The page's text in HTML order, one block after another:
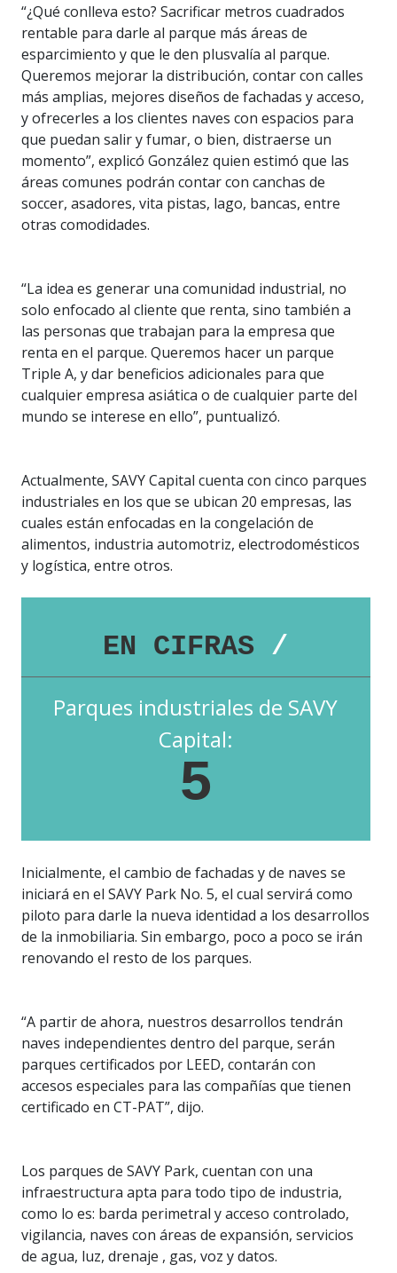
“¿Qué conlleva esto? Sacrificar metros cuadrados
rentable para darle al parque más áreas de
esparcimiento y que le den plusvalía al parque.
Queremos mejorar la distribución, contar con calles
más amplias, mejores diseños de fachadas y acceso,
y ofrecerles a los clientes naves con espacios para
que puedan salir y fumar, o bien, distraerse un
momento”, explicó González quien estimó que las
áreas comunes podrán contar con canchas de
soccer, asadores, vita pistas, lago, bancas, entre
otras comodidades.
“La idea es generar una comunidad industrial, no
solo enfocado al cliente que renta, sino también a
las personas que trabajan para la empresa que
renta en el parque. Queremos hacer un parque
Triple A, y dar beneficios adicionales para que
cualquier empresa asiática o de cualquier parte del
mundo se interese en ello”, puntualizó.
Actualmente, SAVY Capital cuenta con cinco parques
industriales en los que se ubican 20 empresas, las
cuales están enfocadas en la congelación de
alimentos, industria automotriz, electrodomésticos
y logística, entre otros.
EN CIFRAS /
Parques industriales de SAVY
Capital:
5
Inicialmente, el cambio de fachadas y de naves se
iniciará en el SAVY Park No. 5, el cual servirá como
piloto para darle la nueva identidad a los desarrollos
de la inmobiliaria. Sin embargo, poco a poco se irán
renovando el resto de los parques.
“A partir de ahora, nuestros desarrollos tendrán
naves independientes dentro del parque, serán
parques certificados por LEED, contarán con
accesos especiales para las compañías que tienen
certificado en CT-PAT”, dijo.
Los parques de SAVY Park, cuentan con una
infraestructura apta para todo tipo de industria,
como lo es: barda perimetral y acceso controlado,
vigilancia, naves con áreas de expansión, servicios
de agua, luz, drenaje , gas, voz y datos.